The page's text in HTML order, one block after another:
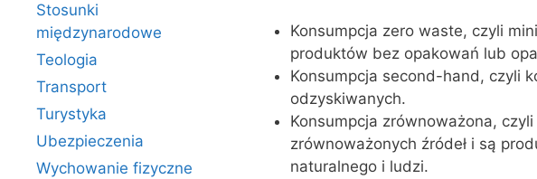
Konsumpcja zero waste, czyli
produktów bez opakowań lub
Konsumpcja second-hand, czyli
odzyskiwanych.
Konsumpcja zrównoważona,
zrównoważonych źródeł i są
naturalnego i ludzi.
Stosunki
międzynarodowe
Teologia
Transport
Turystyka
Ubezpieczenia
Wychowanie fizyczne